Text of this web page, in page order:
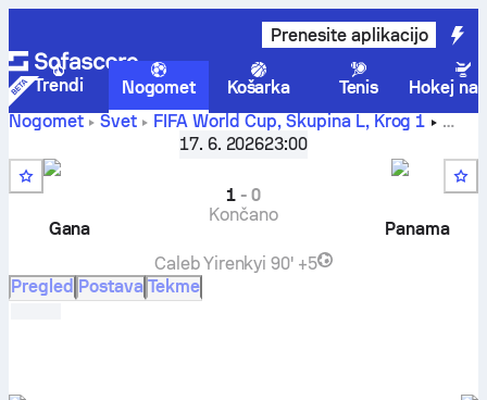
Prenesite aplikacijo
Trendi Nogomet Košarka Tenis
Hokej na
Nogomet
Svet FIFA World Cup, Skupina L, Krog 1
rezultat v živo, H2H rezultati, razvrstitev in
napoved
17. 6. 202623:00
Gana
1-0
Končano
Panama
Caleb Yirenkyi 90' +5
Pregled Postava Tekme